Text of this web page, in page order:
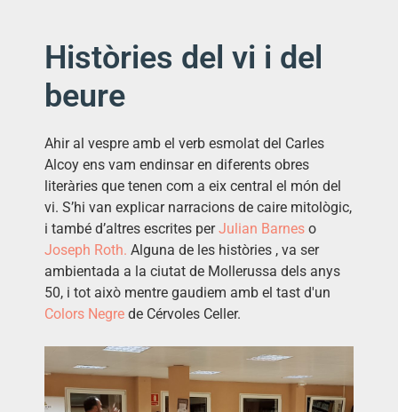
Històries del vi i del
beure
Ahir al vespre amb el verb esmolat del Carles
Alcoy ens vam endinsar en diferents obres
literàries que tenen com a eix central el món del
vi. S’hi van explicar narracions de caire mitològic,
i també d’altres escrites perJulian Barnes o
Joseph Roth. Alguna de les històries , va ser
ambientada a la ciutat de Mollerussa dels anys
50, i tot això mentre gaudiem amb el tast d'un
Colors Negre de Cérvoles Celler.